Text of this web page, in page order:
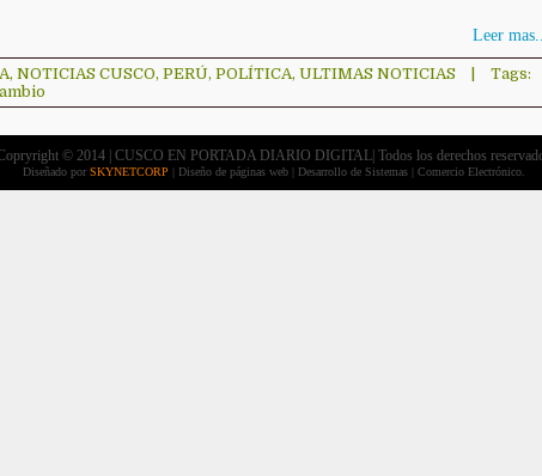
Leer mas...
, NOTICIAS CUSCO, PERÚ, POLÍTICA, ULTIMAS NOTICIAS
Tags:
© 2014 | CUSCO EN PORTADA DIARIO DIGITAL| Todos los derechos
Diseñado por SKYNETCORP | Diseño de páginas web | Desarrollo de Sistemas | Comercio Electrónico.